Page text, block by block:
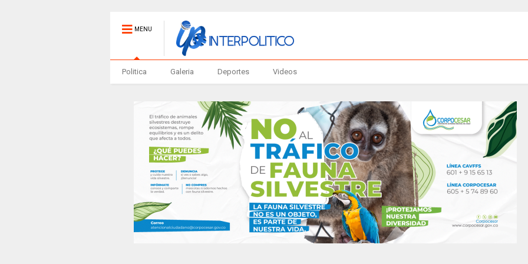
MENU
Politica Galeria Deportes Videos